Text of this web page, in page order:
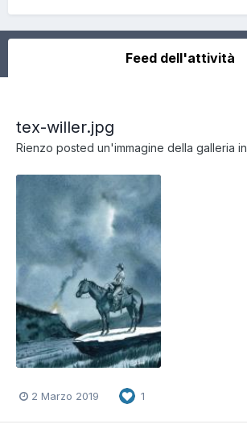
Feed dell'attività
tex-willer.jpg
Rienzo posted un'immagine della galleria in
2 Marzo 2019 1